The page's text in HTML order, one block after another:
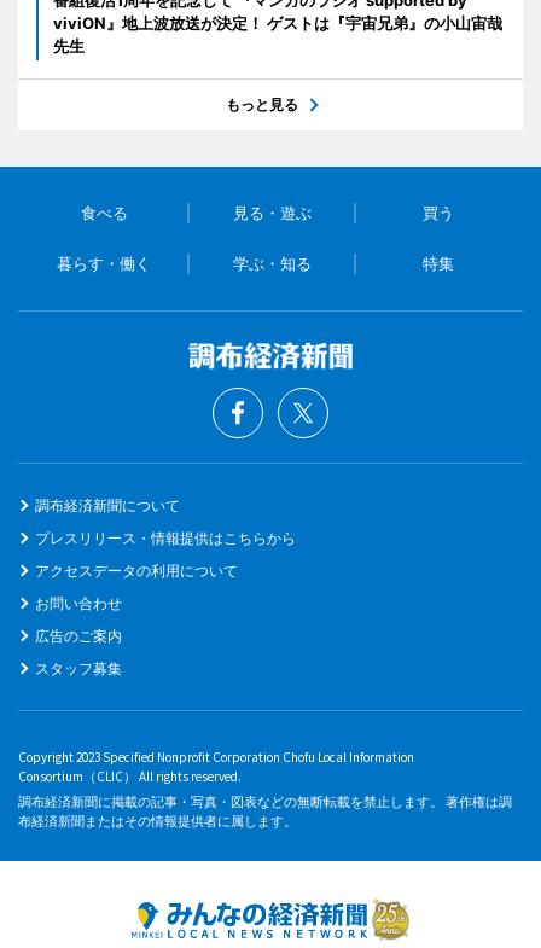
viviON』地上波放送が決定！ ゲストは『宇宙兄弟』の小山宙哉
先生
もっと見る
食べる 見る・遊ぶ 買う
暮らす・働く 学ぶ・知る 特集
調布経済新聞について
プレスリリース・情報提供はこちらから
アクセスデータの利用について
お問い合わせ
広告のご案内
スタッフ募集
Copyright 2023 Specified Nonprofit Corporation Chofu Local Information
Consortium（CLIC） All rights reserved.
調布経済新聞に掲載の記事・写真・図表などの無断転載を禁止します。 著作権は調
布経済新聞またはその情報提供者に属します。